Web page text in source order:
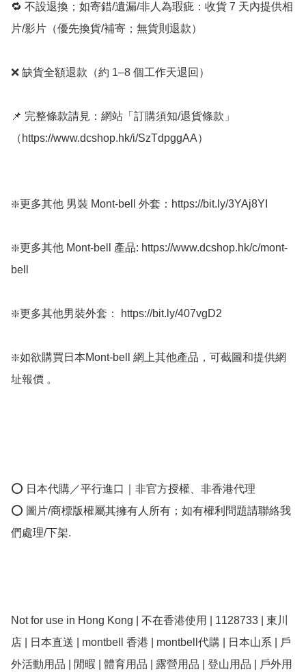
🔁 不設退換；如寄錯/遺漏/非人為瑕疵：收貨 7 天內提供相
片/影片（優先換貨/補寄；無貨則退款）
❌ 缺貨全額退款（約 1–8 個工作天退回）
📌 完整條款請見：網站「訂購須知/退貨條款」
（https://www.dcshop.hk/i/SzTdpggAA）
❇️更多其他 男裝 Mont-bell 外套：https://bit.ly/3YAj8YI
❇️更多其他 Mont-bell 產品: https://www.dcshop.hk/c/mont-
bell
❇️更多其他男裝外套： https://bit.ly/407vgD2
❇️如欲購買日本Mont-bell 網上其他產品，可截圖和提供網
址報價 。
⭕ 日本代購／平行進口｜非官方授權、非香港代理
⭕ 圖片/商標版權屬其擁有人所有；如有權利問題請聯絡我
們處理/下架.
Not for use in Hong Kong | 不在香港使用 | 1128733 | 東川
店 | 日本直送 | montbell 香港 | montbell代購 | 日本山系 | 戶
外活動用品 | 閒暇 | 體育用品 | 露營用品 | 登山用品 | 戶外用